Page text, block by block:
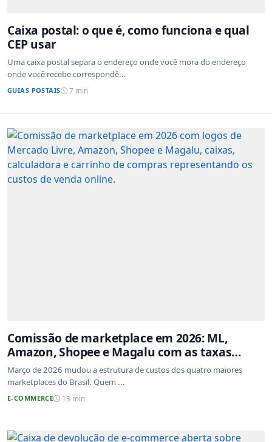
Caixa postal: o que é, como funciona e qual
CEP usar
Uma caixa postal separa o endereço onde você mora do endereço
onde você recebe correspondê...
GUIAS POSTAIS 7 min
Comissão de marketplace em 2026: ML,
Amazon, Shopee e Magalu com as taxas
atualizadas
Março de 2026 mudou a estrutura de custos dos quatro maiores
marketplaces do Brasil. Quem ...
E-COMMERCE 13 min